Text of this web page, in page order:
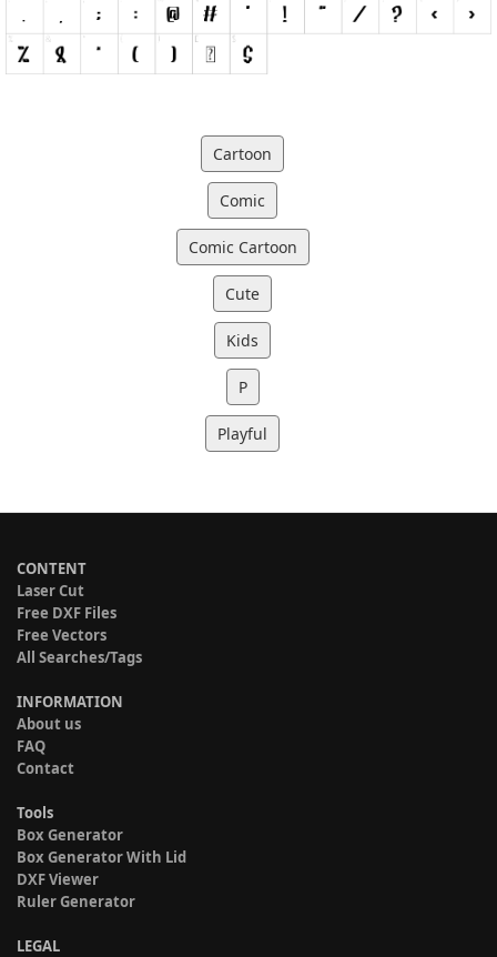
Cartoon
Comic
Comic Cartoon
Cute
Kids
P
Playful
CONTENT
Laser Cut
Free DXF Files
Free Vectors
All Searches/Tags
INFORMATION
About us
FAQ
Contact
Tools
Box Generator
Box Generator With Lid
DXF Viewer
Ruler Generator
LEGAL